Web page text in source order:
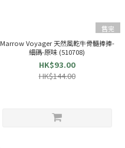
售完
Marrow Voyager 天然風乾牛骨髓捧捧-
細碼-原味 (510708)
HK$93.00
HK$144.00